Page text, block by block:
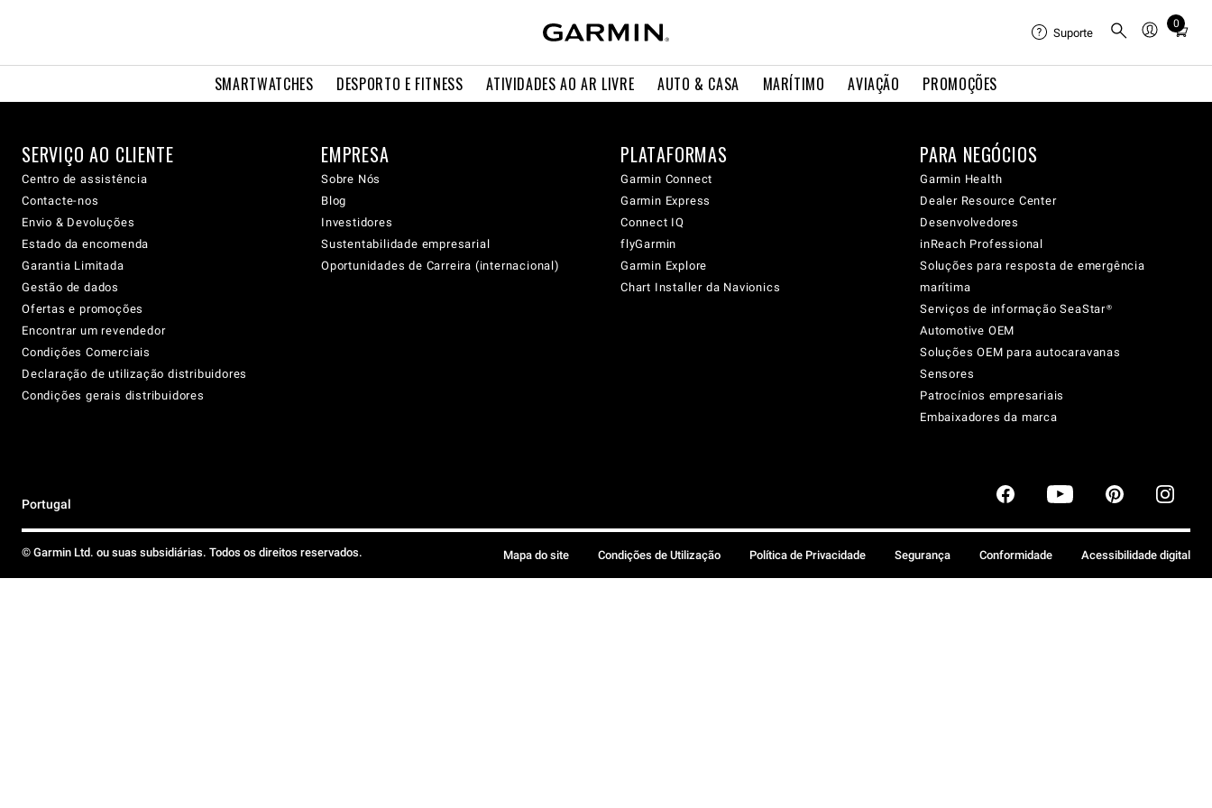
SMARTWATCHES DESPORTO E FITNESS ATIVIDADES AO AR LIVRE AUTO & CASA MARÍTIMO AVIAÇÃO PROMOÇÕES
Suporte
0
Total
cart:
SERVIÇO AO CLIENTE
Centro de assistência
Contacte-nos
Envio & Devoluções
Estado da encomenda
Garantia Limitada
Gestão de dados
Ofertas e promoções
Encontrar um revendedor
Condições Comerciais
Declaração de utilização distribuidores
Condições gerais distribuidores
EMPRESA
Sobre Nós
Blog
Investidores
Sustentabilidade empresarial
Oportunidades de Carreira (internacional)
PLATAFORMAS
Garmin Connect
Garmin Express
Connect IQ
flyGarmin
Garmin Explore
Chart Installer da Navionics
PARA NEGÓCIOS
Garmin Health
Dealer Resource Center
Desenvolvedores
inReach Professional
Soluções para resposta de emergência
marítima
Serviços de informação SeaStar®
Automotive OEM
Soluções OEM para autocaravanas
Sensores
Patrocínios empresariais
Embaixadores da marca
Portugal
© Garmin Ltd. ou suas subsidiárias. Todos os direitos reservados. Mapa do site Condições de Utilização Política de Privacidade Segurança Conformidade Acessibilidade digital